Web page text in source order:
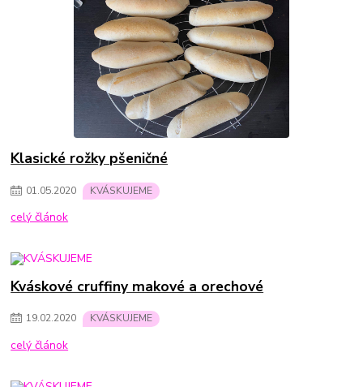
Klasické rožky pšeničné
01.05.2020 KVÁSKUJEME
celý článok
Kváskové cruffiny makové a orechové
19.02.2020 KVÁSKUJEME
celý článok